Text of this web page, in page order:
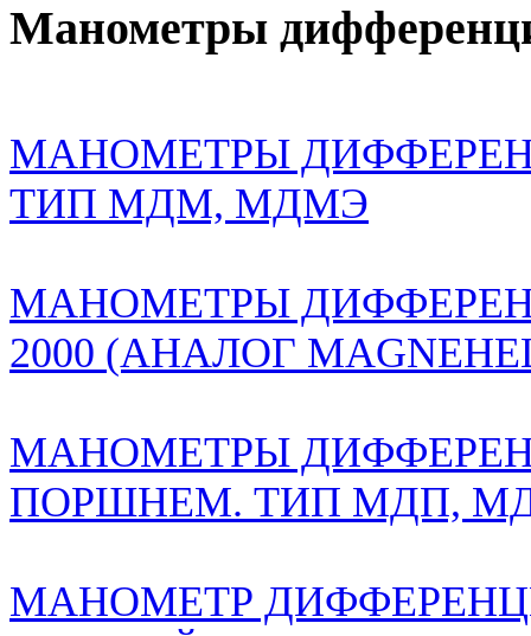
Манометры
МАНОМЕТРЫ
ТИП МДМ, МДМЭ
МАНОМЕТРЫ
2000 (АНАЛОГ
МАНОМЕТРЫ
ПОРШНЕМ. ТИП МДП,
МАНОМЕТР